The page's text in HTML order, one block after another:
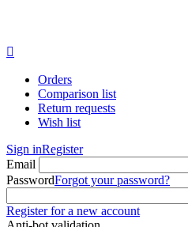

Orders
Comparison list
Return requests
Wish list
Sign inRegister
Email
PasswordForgot your password?
Register for a new account